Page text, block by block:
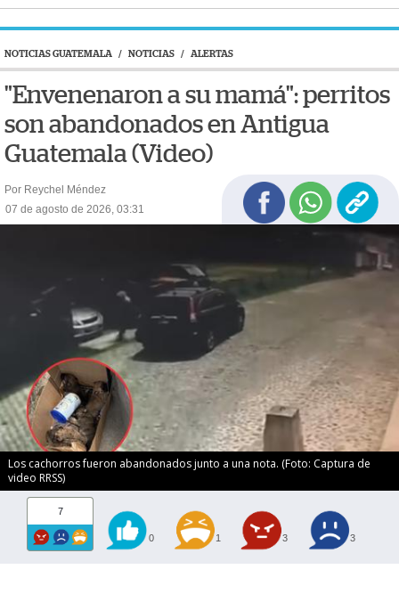
NOTICIAS GUATEMALA / NOTICIAS / ALERTAS
"Envenenaron a su mamá": perritos
son abandonados en Antigua
Guatemala (Video)
Por Reychel Méndez
07 de agosto de 2026, 03:31
Los cachorros fueron abandonados junto a una nota. (Foto: Captura de
video RRSS)
7
0 1 3 3